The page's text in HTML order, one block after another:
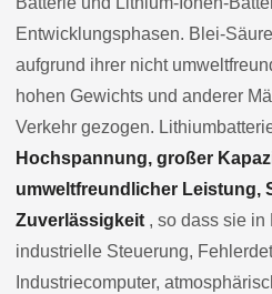
Entwicklungsphasen. Blei-
aufgrund ihrer nicht
hohen Gewichts und anderer
Verkehr gezogen.
Hochspannung, großer
umweltfreundlicher Leistung,
Zuverlässigkeit , so dass sie in
industrielle Steuerung,
Industriecomputer,